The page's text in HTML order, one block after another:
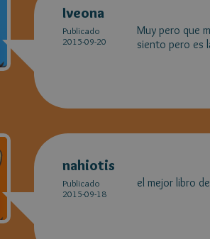
Iveona
Publicado
2015-09-20
Muy pero que
siento pero es
nahiotis
Publicado
2015-09-18
el mejor libro